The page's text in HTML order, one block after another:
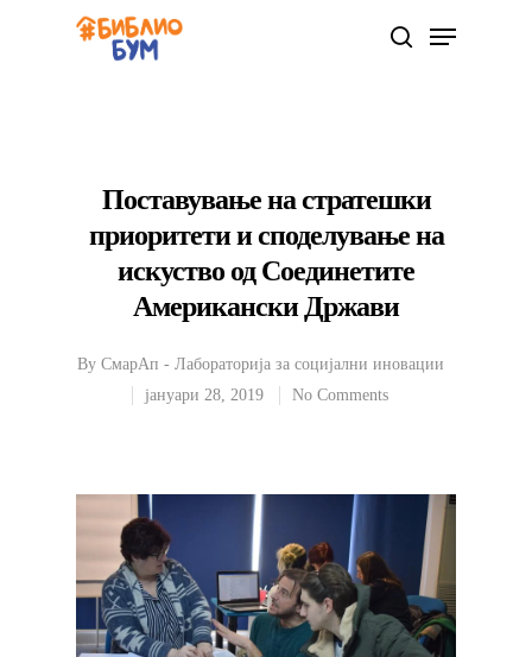
Поставување на стратешки
приоритети и споделување на
искуство од Соединетите
Американски Држави
By СмарАп - Лабораторија за социјални иновации
јануари 28, 2019
No Comments